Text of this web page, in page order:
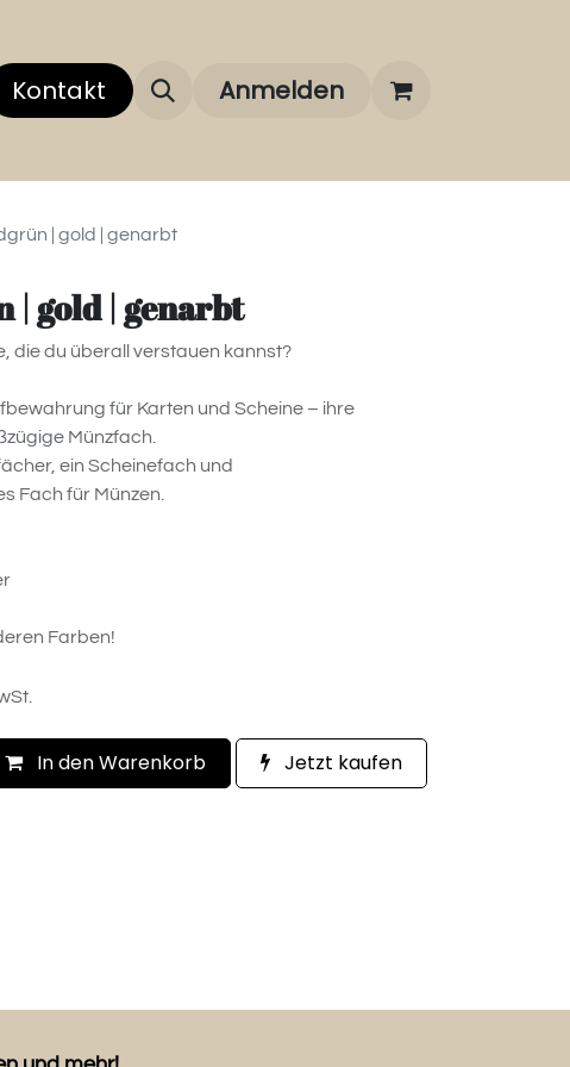
uns Über unsere Marken FAQ
Kontakt Anmelden
| gold | genarbt
| gold | genarbt
die du überall verstauen kannst?
für Karten und Scheine – ihre
Münzfach.
ein Scheinefach und
Fach für Münzen.
Farben!
In den Warenkorb Jetzt kaufen